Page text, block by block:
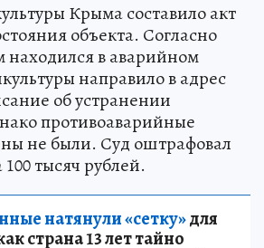
Крыма составило акт
объекта. Согласно
находился в аварийном
направило в адрес
об устранении
противоаварийные
не были. Суд оштрафовал
тысяч рублей.
натянули «сетку»для
страна 13 лет тайно